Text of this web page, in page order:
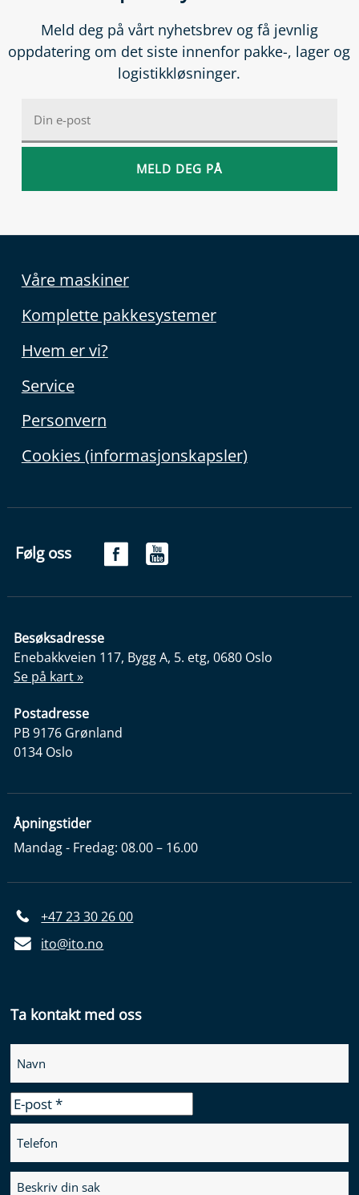
Meld deg på vårt nyhetsbrev og få jevnlig
oppdatering om det siste innenfor pakke-, lager og
logistikkløsninger.
Våre maskiner
Komplette pakkesystemer
Hvem er vi?
Service
Personvern
Cookies (informasjonskapsler)
Følg oss
Besøksadresse
Enebakkveien 117, Bygg A, 5. etg, 0680 Oslo
Se på kart »
Postadresse
PB 9176 Grønland
0134 Oslo
Åpningstider
Mandag - Fredag: 08.00 – 16.00
+47 23 30 26 00
ito@ito.no
Ta kontakt med oss